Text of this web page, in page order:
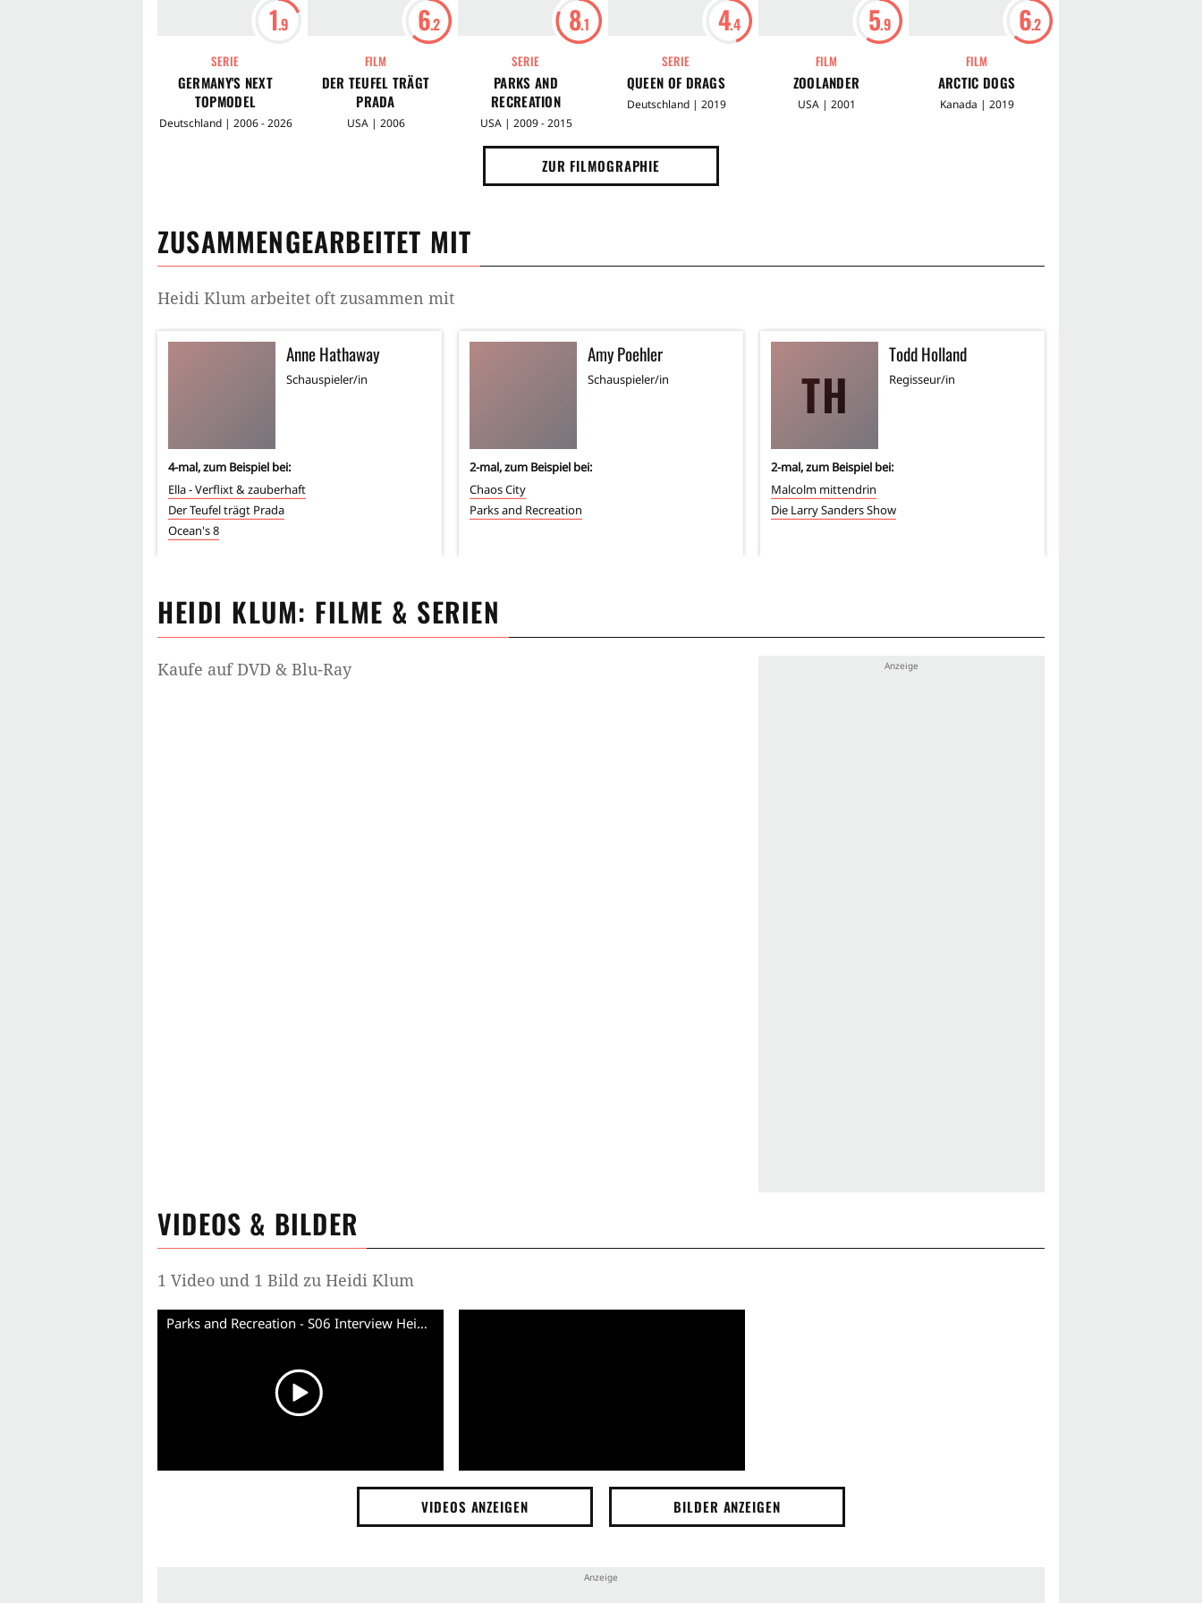
1.9
SERIE
GERMANY'S NEXT
TOPMODEL
Deutschland | 2006 - 2026
6.2
FILM
DER TEUFEL TRÄGT
PRADA
USA | 2006
8.1
SERIE
PARKS AND
RECREATION
USA | 2009 - 2015
4.4
SERIE
QUEEN OF DRAGS
Deutschland | 2019
5.9
FILM
ZOOLANDER
USA | 2001
6.2
FILM
ARCTIC DOGS
Kanada | 2019
ZUR FILMOGRAPHIE
ZUSAMMENGEARBEITET MIT
Heidi Klum arbeitet oft zusammen mit
Anne Hathaway
Schauspieler/in
4-mal, zum Beispiel bei:
Ella - Verflixt & zauberhaft
Der Teufel trägt Prada
Ocean's 8
Amy Poehler
Schauspieler/in
2-mal, zum Beispiel bei:
Chaos City
Parks and Recreation
TH
Todd Holland
Regisseur/in
2-mal, zum Beispiel bei:
Malcolm mittendrin
Die Larry Sanders Show
HEIDI KLUM: FILME & SERIEN
Kaufe auf DVD & Blu-Ray
VIDEOS & BILDER
1 Video und 1 Bild zu Heidi Klum
Parks and Recreation - S06 Interview Heidi Klum (English) HD
VIDEOS ANZEIGEN BILDER ANZEIGEN